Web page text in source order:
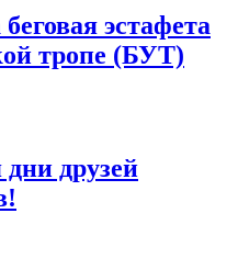
эстафета
тропе (БУТ)
друзей